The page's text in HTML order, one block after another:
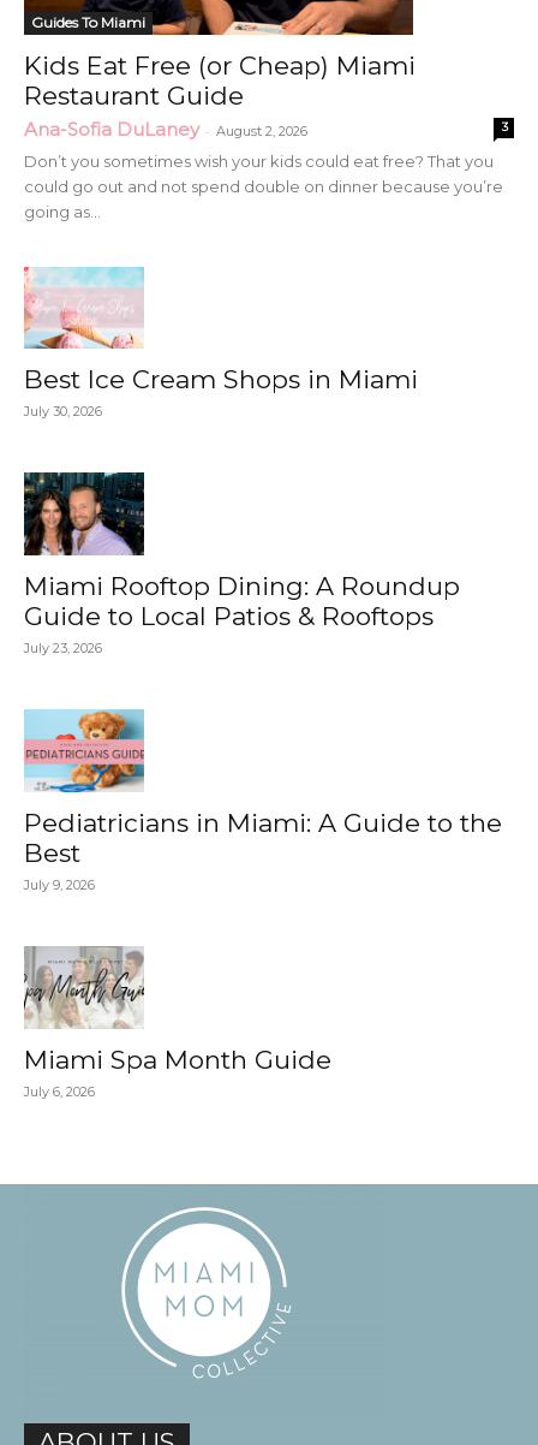
Guides To Miami
Kids Eat Free (or Cheap) Miami
Restaurant Guide
Ana-Sofia DuLaney - August 2, 2026 3
Don’t you sometimes wish your kids could eat free? That you
could go out and not spend double on dinner because you’re
going as...
Best Ice Cream Shops in Miami
July 30, 2026
Miami Rooftop Dining: A Roundup
Guide to Local Patios & Rooftops
July 23, 2026
Pediatricians in Miami: A Guide to the
Best
July 9, 2026
Miami Spa Month Guide
July 6, 2026